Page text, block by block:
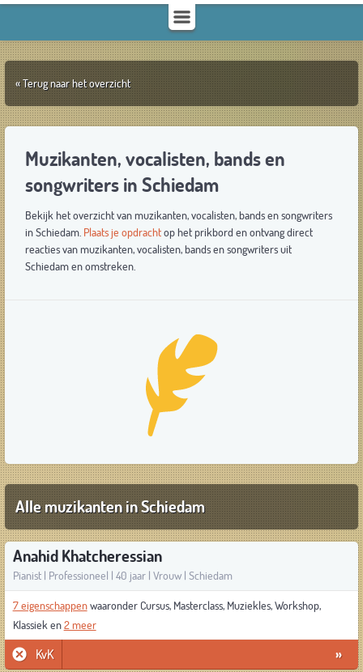
« Terug naar het overzicht
Muzikanten, vocalisten, bands en
songwriters in Schiedam
Bekijk het overzicht van muzikanten, vocalisten, bands en songwriters
in Schiedam. Plaats je opdrachtop het prikbord en ontvang direct
reacties van muzikanten, vocalisten, bands en songwriters uit
Schiedam en omstreken.
Alle muzikanten in Schiedam
Anahid Khatcheressian
Pianist | Professioneel | 40 jaar | Vrouw | Schiedam
7 eigenschappenwaaronder Cursus, Masterclass, Muziekles, Workshop,
Klassiek en2 meer
KvK »